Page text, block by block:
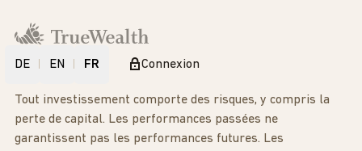
DE EN FR Connexion
Tout investissement comporte des risques, y compris la
perte de capital. Les performances passées ne
garantissent pas les performances futures. Les